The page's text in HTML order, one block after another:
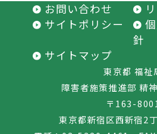
お問い合わせ
サイトポリシー
針
サイトマップ
東京都 福祉
障害者施策推進部 精
〒163-
東京都新宿区西新宿